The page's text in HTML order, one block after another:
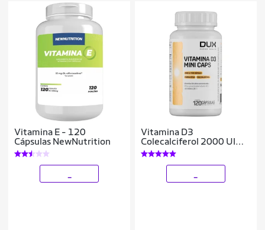
Vitamina E - 120
Cápsulas NewNutrition
Vitamina D3
Colecalciferol 2000 UI
120 Caps - Dux